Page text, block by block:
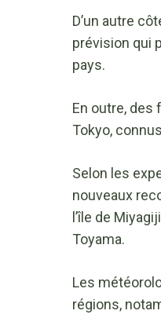
D’un autre
prévision qui
pays.
En outre, des
Tokyo,
Selon les
nouveaux
l’île de
Toyama.
Les
régions,